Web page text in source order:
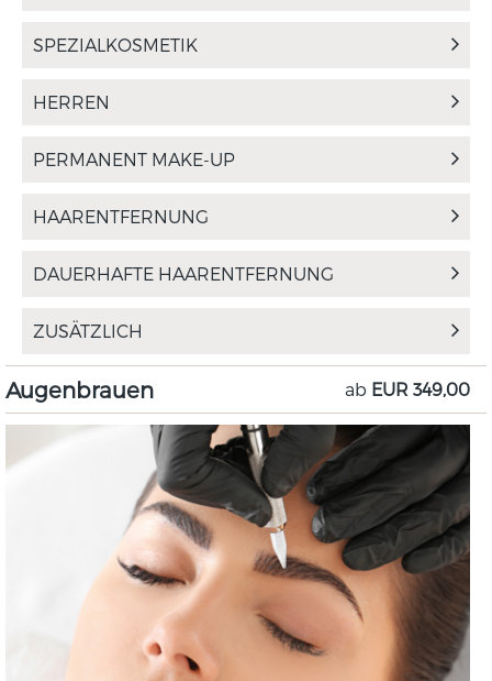
SPEZIALKOSMETIK
HERREN
PERMANENT MAKE-UP
HAARENTFERNUNG
DAUERHAFTE HAARENTFERNUNG
ZUSÄTZLICH
Augenbrauen ab EUR 349,00